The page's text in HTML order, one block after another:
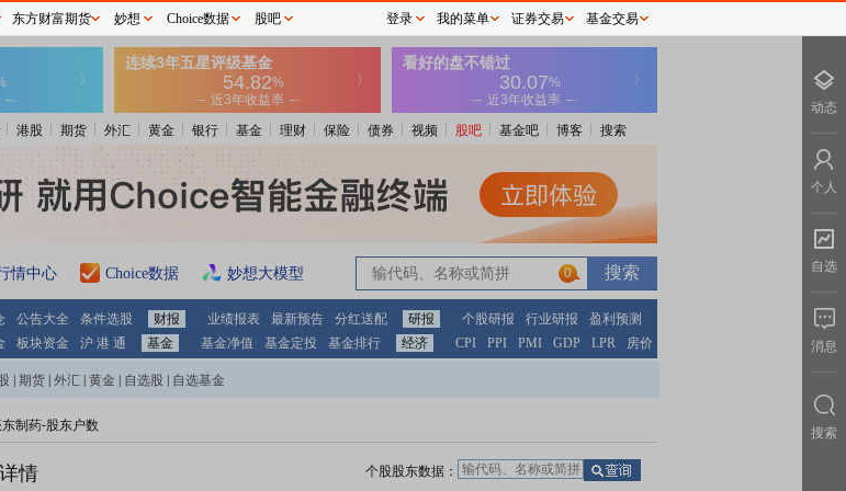
港股 期货 外汇 黄金 银行 基金 理财 保险 债券 视频 股吧 基金吧 博客 搜索
情中心 Choice数据 妙想大模型 0
公告大全 条件选股 财报 业绩报表 最新预告 分红送配 研报 个股研报 行业研报
盈利预测
板块资金 沪 港 通 基金 基金净值 基金定投 基金排行 经济 CPI PPI PMI GDP LPR 房价
期货 外汇 黄金 自选股 自选基金
制药-股东户数
情 个股股东数据：
东方财富期货 妙想 Choice数据 股吧 登录 我的菜单 证券交易 基金交易
动态
个人
自选
消息
搜索